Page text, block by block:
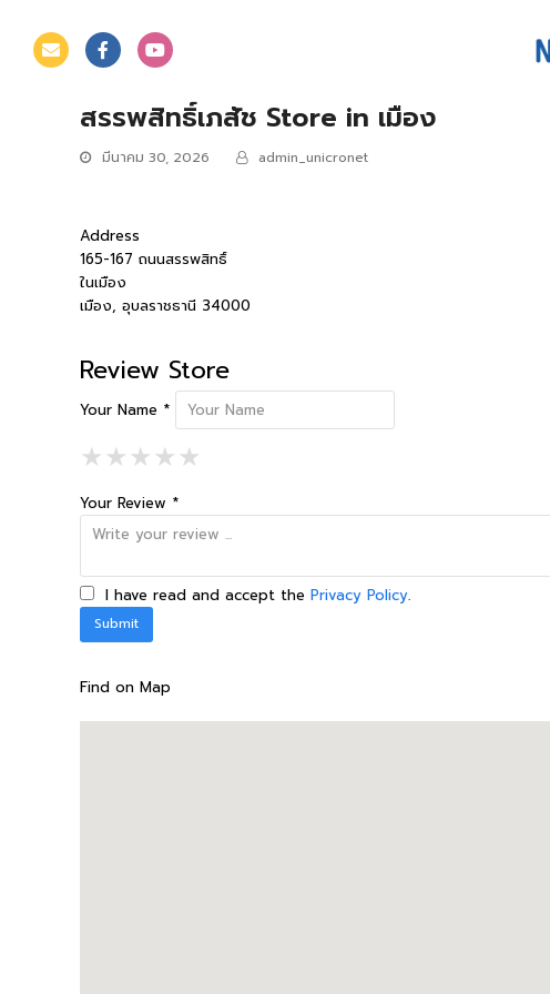
สรรพสิทธิ์เภสัช Store in เมือง
มีนาคม 30, 2026 admin_unicronet
Address
165-167 ถนนสรรพสิทธิ์
ในเมือง
เมือง, อุบลราชธานี 34000
Review Store
Your Name *
★1 Star
★★2 Stars
★★★3 Stars
★★★★4 Stars
★★★★★5 Stars
Your Review *
I have read and accept the Privacy Policy.
Find on Map